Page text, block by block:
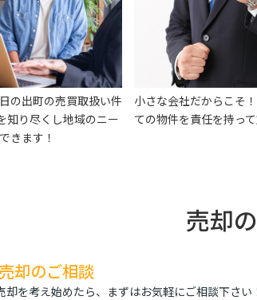
の出町の売買取扱い件
知り尽くし地域のニー
きます！
小さな会社だからこそ
ての物件を責任を持っ
売却
却のご相談
却を考え始めたら、まずはお気軽にご相談下さい